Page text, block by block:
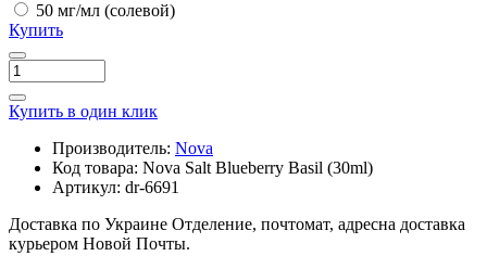
50 мг/мл (солевой)
Купить
Купить в один клик
Производитель: Nova
Код товара: Nova Salt Blueberry Basil (30ml)
Артикул: dr-6691
Доставка по Украине Отделение, почтомат, адресна доставка
курьером Новой Почты.